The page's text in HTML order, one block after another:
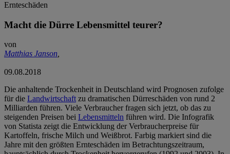
Ernteschäden
Macht die Dürre Lebensmittel teurer?
von
Matthias Janson,
09.08.2018
Die anhaltende Trockenheit in Deutschland wird Prognosen zufolge
für die Landwirtschaftzu dramatischen Dürreschäden von rund 2
Milliarden führen. Viele Verbraucher fragen sich jetzt, ob das zu
steigenden Preisen bei Lebensmitteln führen wird. Die Infografik
von Statista zeigt die Entwicklung der Verbraucherpreise für
Kartoffeln, frische Milch und Weißbrot. Farbig markiert sind die
Jahre mit den größten Ernteschäden im Betrachtungszeitraum,